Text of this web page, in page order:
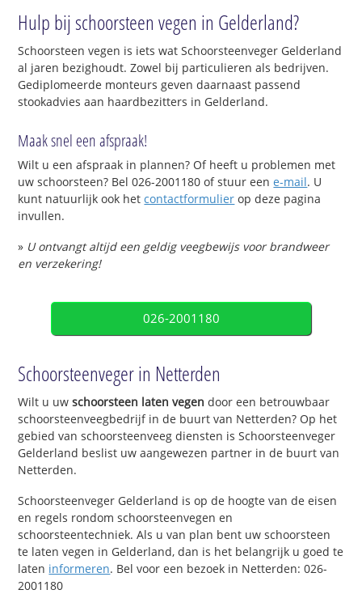
Hulp bij schoorsteen vegen in Gelderland?
Schoorsteen vegen is iets wat Schoorsteenveger Gelderland
al jaren bezighoudt. Zowel bij particulieren als bedrijven.
Gediplomeerde monteurs geven daarnaast passend
stookadvies aan haardbezitters in Gelderland.
Maak snel een afspraak!
Wilt u een afspraak in plannen? Of heeft u problemen met
uw schoorsteen? Bel 026-2001180 of stuur eene-mail. U
kunt natuurlijk ook hetcontactformulier op deze pagina
invullen.
» U ontvangt altijd een geldig veegbewijs voor brandweer
en verzekering!
026-2001180
Schoorsteenveger in Netterden
Wilt u uwschoorsteen laten vegen door een betrouwbaar
schoorsteenveegbedrijf in de buurt van Netterden? Op het
gebied van schoorsteenveeg diensten is Schoorsteenveger
Gelderland beslist uw aangewezen partner in de buurt van
Netterden.
Schoorsteenveger Gelderland is op de hoogte van de eisen
en regels rondom schoorsteenvegen en
schoorsteentechniek. Als u van plan bent uw schoorsteen
te laten vegen in Gelderland, dan is het belangrijk u goed te
laten informeren. Bel voor een bezoek in Netterden: 026-
2001180